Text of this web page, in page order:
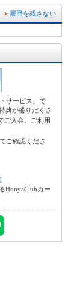
履歴を残さない
サービス」で
典が盛りだくさ
ご入会、ご利用
ご確認くださ
HonyaClubカー